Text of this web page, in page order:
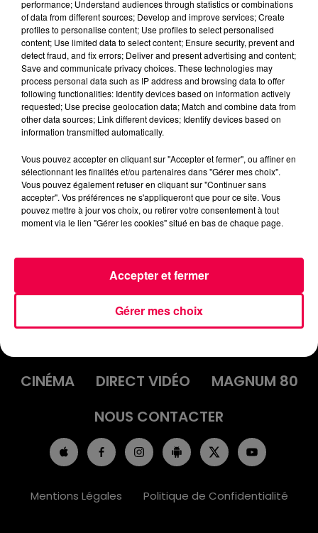
podcasts/2024/03/IQSAR-du-jeudi-14-mars.mp3
INFOS
EMISSIONS
CINÉMA
DIRECT VIDÉO
MAGNUM 80
NOUS CONTACTER
Mentions Légales Politique de Confidentialité
performance; Understand audiences through statistics or combinations
of data from different sources; Develop and improve services; Create
profiles to personalise content; Use profiles to select personalised
content; Use limited data to select content; Ensure security, prevent and
detect fraud, and fix errors; Deliver and present advertising and content;
Save and communicate privacy choices. These technologies may
process personal data such as IP address and browsing data to offer
following functionalities: Identify devices based on information actively
requested; Use precise geolocation data; Match and combine data from
other data sources; Link different devices; Identify devices based on
information transmitted automatically.
Vous pouvez accepter en cliquant sur "Accepter et fermer", ou affiner en
sélectionnant les finalités et/ou partenaires dans "Gérer mes choix".
Vous pouvez également refuser en cliquant sur "Continuer sans
accepter". Vos préférences ne s'appliqueront que pour ce site. Vous
pouvez mettre à jour vos choix, ou retirer votre consentement à tout
moment via le lien "Gérer les cookies" situé en bas de chaque page.
Gérer mes choix
Accepter et fermer